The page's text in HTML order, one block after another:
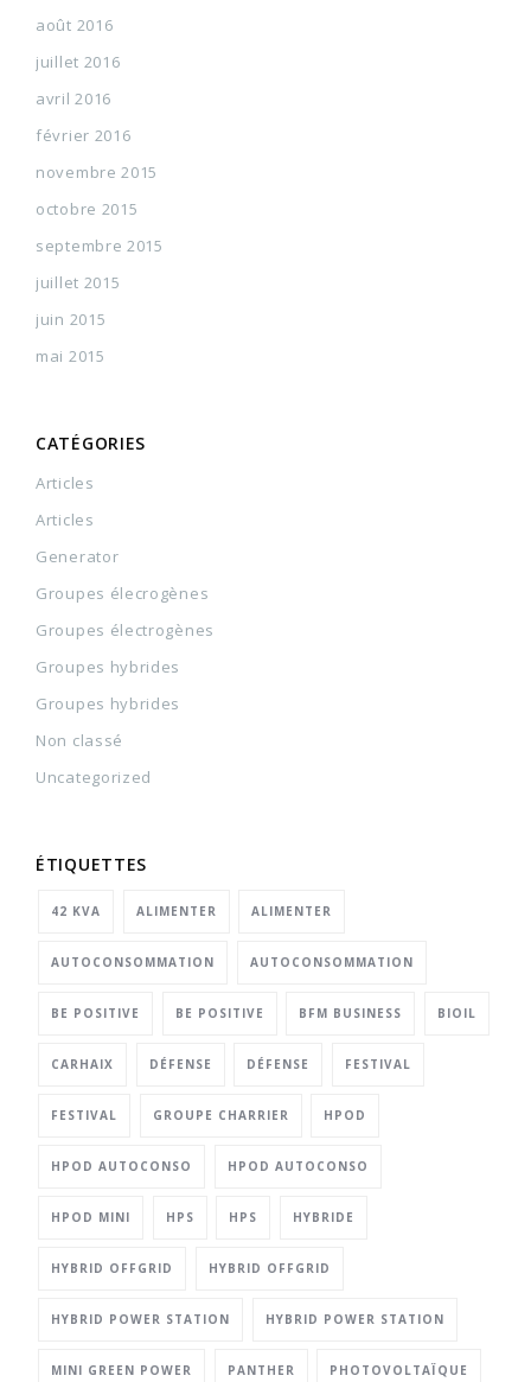
août 2016
juillet 2016
avril 2016
février 2016
novembre 2015
octobre 2015
septembre 2015
juillet 2015
juin 2015
mai 2015
CATÉGORIES
Articles
Articles
Generator
Groupes élecrogènes
Groupes électrogènes
Groupes hybrides
Groupes hybrides
Non classé
Uncategorized
ÉTIQUETTES
42 KVA ALIMENTER ALIMENTER
AUTOCONSOMMATION AUTOCONSOMMATION
BE POSITIVE BE POSITIVE BFM BUSINESS BIOIL
CARHAIX DÉFENSE DÉFENSE FESTIVAL
FESTIVAL GROUPE CHARRIER HPOD
HPOD AUTOCONSO HPOD AUTOCONSO
HPOD MINI HPS HPS HYBRIDE
HYBRID OFFGRID HYBRID OFFGRID
HYBRID POWER STATION HYBRID POWER STATION
MINI GREEN POWER PANTHER PHOTOVOLTAÏQUE